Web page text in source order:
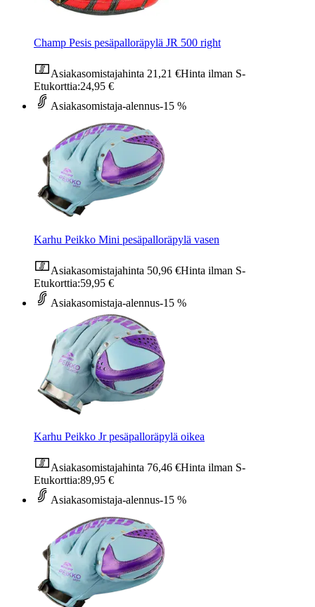
Champ Pesis pesäpalloräpylä JR 500 right
Asiakasomistajahinta 21,21 €Hinta ilman S-
Etukorttia:24,95 €
Asiakasomistaja-alennus-15 %
Karhu Peikko Mini pesäpalloräpylä vasen
Asiakasomistajahinta 50,96 €Hinta ilman S-
Etukorttia:59,95 €
Asiakasomistaja-alennus-15 %
Karhu Peikko Jr pesäpalloräpylä oikea
Asiakasomistajahinta 76,46 €Hinta ilman S-
Etukorttia:89,95 €
Asiakasomistaja-alennus-15 %